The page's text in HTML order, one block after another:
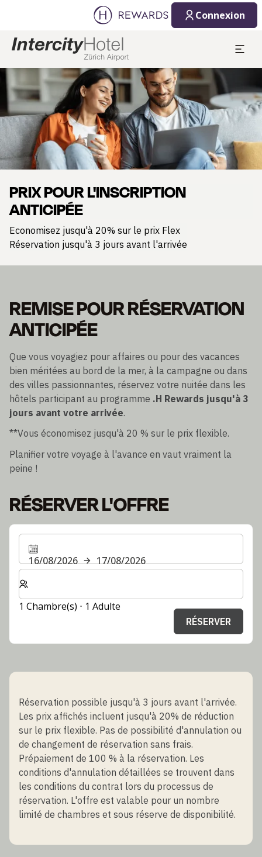
Connexion
Diapositive 1 de 1
PRIX POUR L'INSCRIPTION
ANTICIPÉE
Economisez jusqu'à 20% sur le prix Flex
Réservation jusqu'à 3 jours avant l'arrivée
REMISE POUR RÉSERVATION
ANTICIPÉE
Que vous voyagiez pour affaires ou pour des vacances
bien méritées au bord de la mer, à la campagne ou dans
des villes passionnantes, réservez votre nuitée dans les
hôtels participant au programme .H Rewards jusqu'à 3
jours avant votre arrivée.
**Vous économisez jusqu'à 20 % sur le prix flexible.
Planifier votre voyage à l'avance en vaut vraiment la
peine !
RÉSERVER L'OFFRE
16/08/2026
17/08/2026
Sélectionnez le nombre de chambres et d'invités pour
1 Chambre(s) ⋅ 1 Adulte
RÉSERVER
Réservation possible jusqu'à 3 jours avant l'arrivée.
Les prix affichés incluent jusqu'à 20% de réduction
sur le prix flexible. Pas de possibilité d'annulation ou
de changement de réservation sans frais.
Prépaiement de 100 % à la réservation. Les
conditions d'annulation détaillées se trouvent dans
les conditions du contrat lors du processus de
réservation. L'offre est valable pour un nombre
limité de chambres et sous réserve de disponibilité.